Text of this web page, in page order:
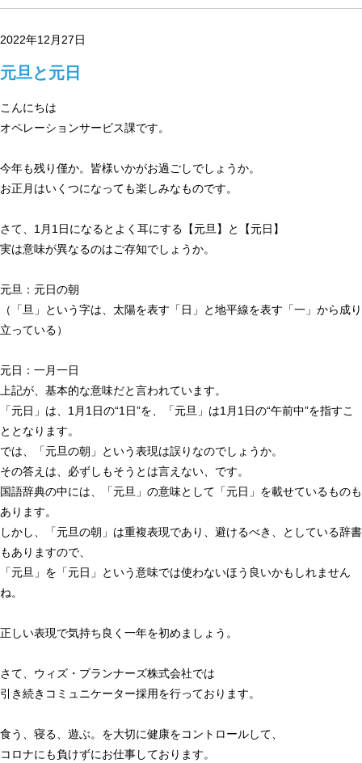
2022年12月27日
元旦と元日
こんにちは
オペレーションサービス課です。
今年も残り僅か。皆様いかがお過ごしでしょうか。
お正月はいくつになっても楽しみなものです。
さて、1月1日になるとよく耳にする【元旦】と【元日】
実は意味が異なるのはご存知でしょうか。
元旦：元日の朝
（「旦」という字は、太陽を表す「日」と地平線を表す「一」から成り
立っている）
元日：一月一日
上記が、基本的な意味だと言われています。
「元日」は、1月1日の“1日”を、「元旦」は1月1日の“午前中”を指すこ
ととなります。
では、「元旦の朝」という表現は誤りなのでしょうか。
その答えは、必ずしもそうとは言えない、です。
国語辞典の中には、「元旦」の意味として「元日」を載せているものも
あります。
しかし、「元旦の朝」は重複表現であり、避けるべき、としている辞書
もありますので、
「元旦」を「元日」という意味では使わないほう良いかもしれません
ね。
正しい表現で気持ち良く一年を初めましょう。
さて、ウィズ・プランナーズ株式会社では
引き続きコミュニケーター採用を行っております。
食う、寝る、遊ぶ。を大切に健康をコントロールして、
コロナにも負けずにお仕事しております。